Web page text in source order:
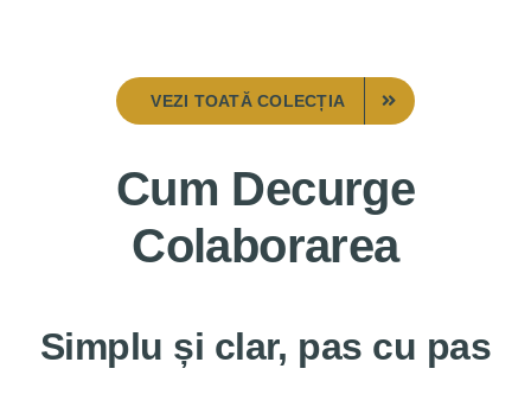
VEZI TOATĂ COLECȚIA
Cum Decurge
Colaborarea
Simplu și clar, pas cu pas